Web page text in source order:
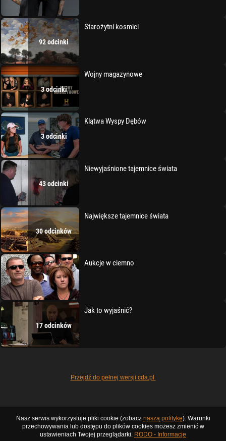
92 odcinki
Starożytni kosmici
3 odcinki
Wojny magazynowe
3 odcinki
Klątwa Wyspy Dębów
43 odcinki
Niewyjaśnione tajemnice świata
30 odcinków
Największe tajemnice świata
Aukcje w ciemno
17 odcinków
Jak to wyjaśnić?
Przejdź do pełnej wersji cda.pl
Nasz serwis wykorzystuje pliki cookie (zobacz naszą politykę). Warunki
przechowywania lub dostępu do plików cookies możesz zmienić w
ustawieniach Twojej przeglądarki. RODO - Informacje